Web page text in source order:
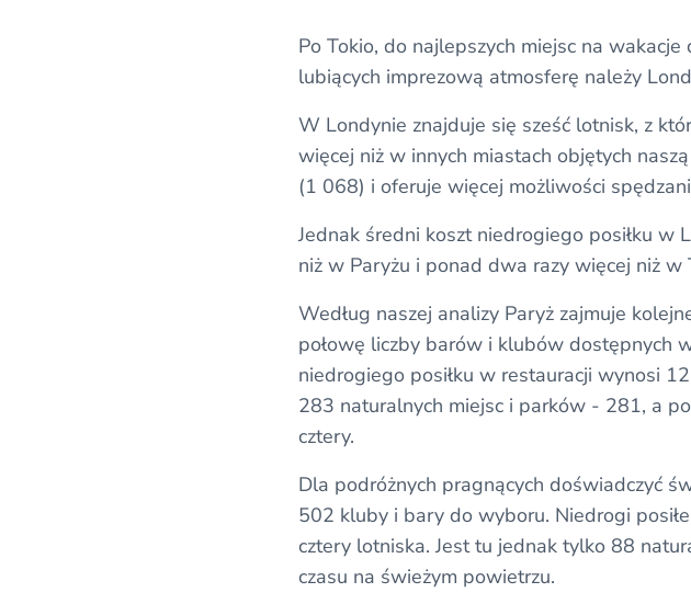
Po Tokio, do najlepszych miejsc na
lubiących imprezową atmosferę należy
W Londynie znajduje się sześć lotnisk, z
więcej niż w innych miastach objętych
(1 068) i oferuje więcej możliwości
Jednak średni koszt niedrogiego posiłku
niż w Paryżu i ponad dwa razy więcej niż w
Według naszej analizy Paryż zajmuje
połowę liczby barów i klubów dostępnych
niedrogiego posiłku w restauracji wynosi
283 naturalnych miejsc i parków - 281, a
cztery.
Dla podróżnych pragnących doświadczyć
502 kluby i bary do wyboru. Niedrogi
cztery lotniska. Jest tu jednak tylko 88
czasu na świeżym powietrzu.